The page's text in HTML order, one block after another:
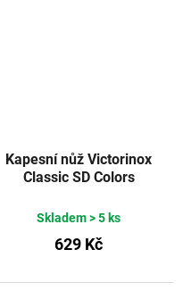
Kapesní nůž Victorinox
Classic SD Colors
Skladem> 5 ks
629 Kč